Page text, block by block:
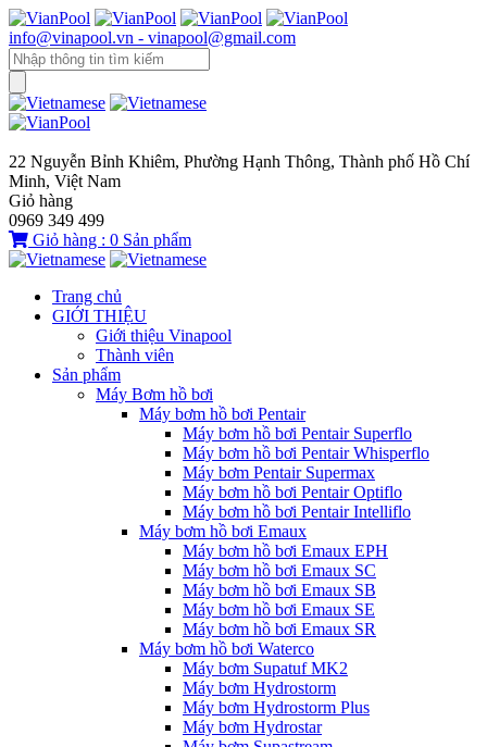
info@vinapool.vn - vinapool@gmail.com
22 Nguyễn Bỉnh Khiêm, Phường Hạnh Thông, Thành phố Hồ Chí
Minh, Việt Nam
Giỏ hàng
0969 349 499
Giỏ hàng : 0 Sản phẩm
Trang chủ
GIỚI THIỆU
Giới thiệu Vinapool
Thành viên
Sản phẩm
Máy Bơm hồ bơi
Máy bơm hồ bơi Pentair
Máy bơm hồ bơi Pentair Superflo
Máy bơm hồ bơi Pentair Whisperflo
Máy bơm Pentair Supermax
Máy bơm hồ bơi Pentair Optiflo
Máy bơm hồ bơi Pentair Intelliflo
Máy bơm hồ bơi Emaux
Máy bơm hồ bơi Emaux EPH
Máy bơm hồ bơi Emaux SC
Máy bơm hồ bơi Emaux SB
Máy bơm hồ bơi Emaux SE
Máy bơm hồ bơi Emaux SR
Máy bơm hồ bơi Waterco
Máy bơm Supatuf MK2
Máy bơm Hydrostorm
Máy bơm Hydrostorm Plus
Máy bơm Hydrostar